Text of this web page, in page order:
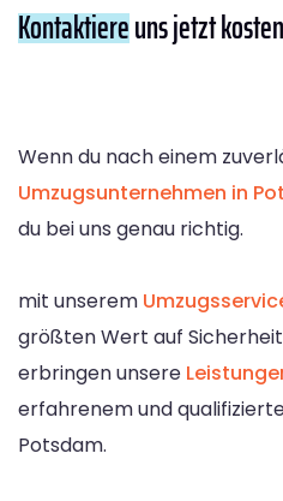
Kontaktiereuns jetzt
Wenn du nach einem
Umzugsunternehmen in
du bei uns genau richtig.
mit unserem
größten Wert auf
erbringen unsere
erfahrenem und
Potsdam.